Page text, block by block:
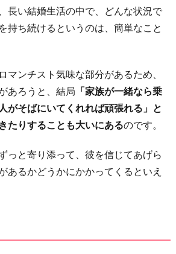
長い結婚生活の中で、どんな状況で
持ち続けるというのは、簡単なこと
マンチスト気味な部分があるため、
あろうと、結局 「家族が一緒なら乗
がそばにいてくれれば頑張れる」と
たりすることも大いにあるのです。
っと寄り添って、彼を信じてあげら
あるかどうかにかかってくるといえ